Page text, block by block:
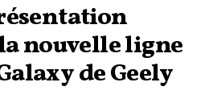
nouvelle ligne
de Geely